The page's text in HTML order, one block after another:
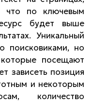
что по ключевым
будет выше
Уникальный
поисковиками, но
посещают
зависеть позиция
и некоторым
количество